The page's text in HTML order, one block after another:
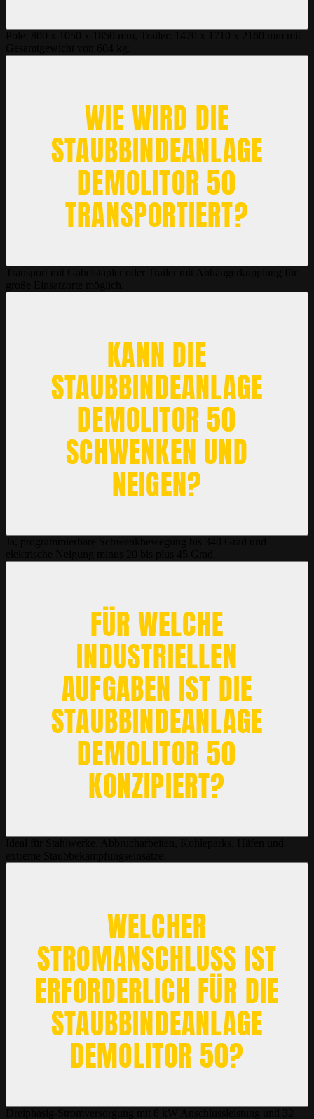
WIE WIRD DIE
STAUBBINDEANLAGE
DEMOLITOR 50
TRANSPORTIERT?
KANN DIE
STAUBBINDEANLAGE
DEMOLITOR 50
SCHWENKEN UND
NEIGEN?
FÜR WELCHE
INDUSTRIELLEN
AUFGABEN IST DIE
STAUBBINDEANLAGE
DEMOLITOR 50
KONZIPIERT?
WELCHER
STROMANSCHLUSS IST
ERFORDERLICH FÜR DIE
STAUBBINDEANLAGE
DEMOLITOR 50?